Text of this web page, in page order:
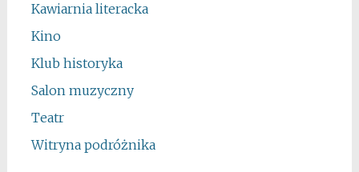
Kawiarnia literacka
Kino
Klub historyka
Salon muzyczny
Teatr
Witryna podróżnika